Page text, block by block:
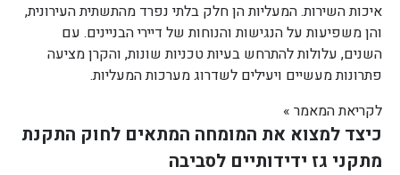
איכות השירות. המעליות הן חלק בלתי נפרד מהתשתית העירונית,
והן משפיעות על הנגישות והנוחות של דיירי הבניינים. עם
השנים, עלולות להתרחש בעיות טכניות שונות, והקרן מציעה
פתרונות מעשיים ויעילים לשדרוג מערכות המעליות.
לקריאת המאמר »
כיצד למצוא את המומחה המתאים לחוק התקנת
מתקני גז ידידותיים לסביבה